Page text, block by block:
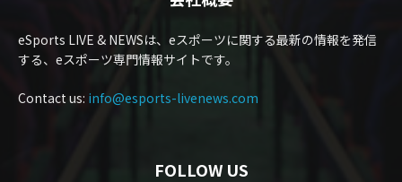
eSports LIVE & NEWSは、eスポーツに関する最新の情報を発信
する、eスポーツ専門情報サイトです。
Contact us: info@esports-livenews.com
FOLLOW US